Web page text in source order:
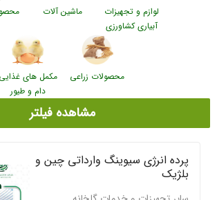
لوازم و تجهیزات
آبیاری کشاورزی
ماشین آلات
محصولات زراعی
مکمل های غذایی
دام و طیور
مشاهده فیلتر
پرده انرژی سیوینگ وارداتی چین و
بلژیک